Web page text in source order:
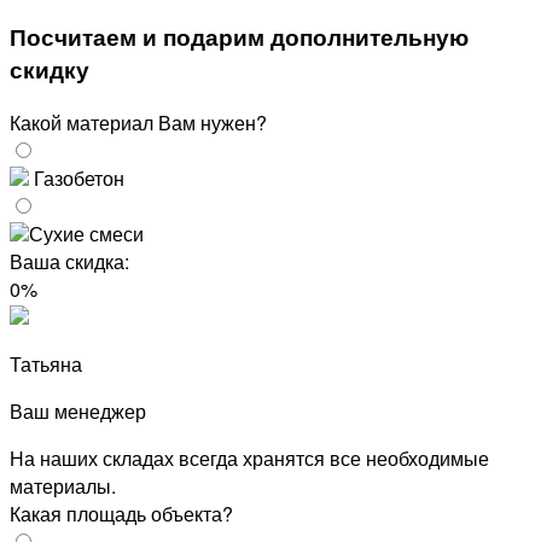
Посчитаем и подарим дополнительную
скидку
Какой материал Вам нужен?
Газобетон
Сухие смеси
Ваша скидка:
0%
Татьяна
Ваш менеджер
На наших складах всегда хранятся все необходимые
материалы.
Какая площадь объекта?